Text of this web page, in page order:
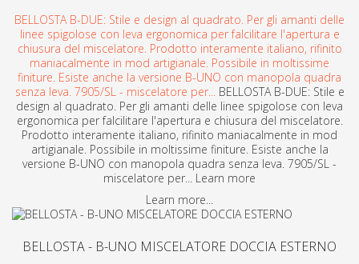
BELLOSTA B-DUE: Stile e design al quadrato. Per gli amanti delle
linee spigolose con leva ergonomica per falcilitare l'apertura e
chiusura del miscelatore. Prodotto interamente italiano, rifinito
maniacalmente in mod artigianale. Possibile in moltissime
finiture. Esiste anche la versione B-UNO con manopola quadra
senza leva. 7905/SL - miscelatore per... BELLOSTA B-DUE: Stile e
design al quadrato. Per gli amanti delle linee spigolose con leva
ergonomica per falcilitare l'apertura e chiusura del miscelatore.
Prodotto interamente italiano, rifinito maniacalmente in mod
artigianale. Possibile in moltissime finiture. Esiste anche la
versione B-UNO con manopola quadra senza leva. 7905/SL -
miscelatore per... Learn more
Learn more...
BELLOSTA - B-UNO MISCELATORE DOCCIA ESTERNO